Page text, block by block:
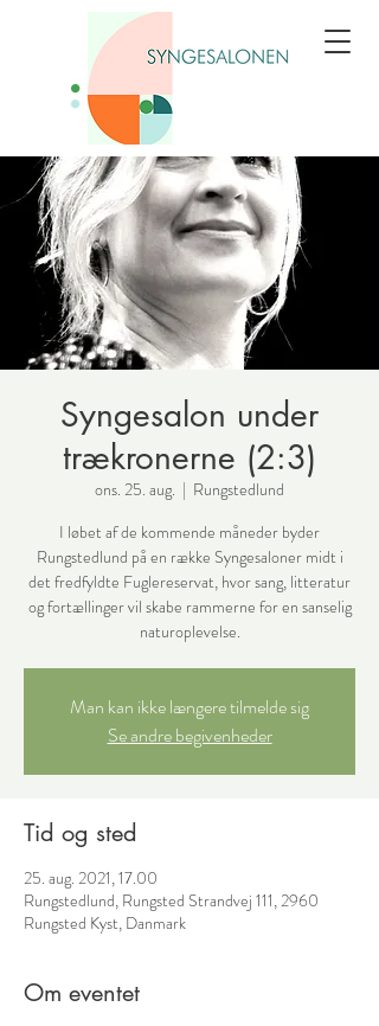
Syngesalon under
trækronerne (2:3)
ons. 25. aug.
  |
Rungstedlund
I løbet af de kommende måneder byder
Rungstedlund på en række Syngesaloner midt i
det fredfyldte Fuglereservat, hvor sang, litteratur
og fortællinger vil skabe rammerne for en sanselig
naturoplevelse.
Man kan ikke længere tilmelde sig
Se andre begivenheder
Tid og sted
25. aug. 2021, 17.00
Rungstedlund, Rungsted Strandvej 111, 2960
Rungsted Kyst, Danmark
Om eventet